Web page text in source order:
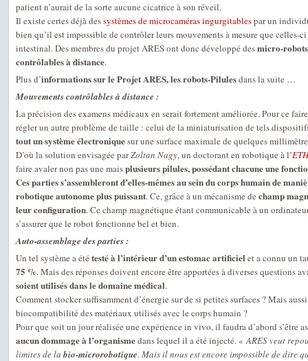
patient n’aurait de la sorte aucune cicatrice à son réveil.
Il existe certes déjà dessystèmes de microcaméras ingurgitablespar un
bien qu’il est impossible de contrôler leurs mouvements à mesure que celles-
intestinal. Des membres du projet ARES ont donc développé desmicro-robots
contrôlables à distance.
Plus d’informations sur le Projet ARES, les robots-Pilulesdans la suite …
Mouvements contrôlables à distance :
La précision des examens médicaux en serait fortement améliorée. Pour ce
régler un autre problème de taille : celui de la miniaturisation de tels
tout un système électroniquesur une surface maximale de quelques
D’où la solution envisagée parZoltan Nagy, un doctorant en robotique à l’
faire avaler non pas une maisplusieurs pilules, possédant chacune une
Ces parties s’assembleront d’elles-mêmes au sein du corps humain de
robotique autonome plus puissant. Ce, grâce à un mécanisme de champ
leur configuration. Ce champ magnétique étant communicable à un
s’assurer que le robot fonctionne bel et bien.
Auto-assemblage des parties :
Un tel système a été testé à l’intérieur d’un estomac artificiel et a connu un
75 %. Mais des réponses doivent encore être apportées à diverses questions
soient utilisés dans le domaine médical.
Comment stocker suffisamment d’énergie sur de si petites surfaces ? Mais
biocompatibilité des matériaux utilisés avec le corps humain ?
Pour que soit un jour réalisée une expérience in vivo, il faudra d’abord s’être
aucun dommage à l’organismedans lequel il a été injecté. «ARES veut
limites de la bio-microrobotique. Mais il nous est encore impossible de dire